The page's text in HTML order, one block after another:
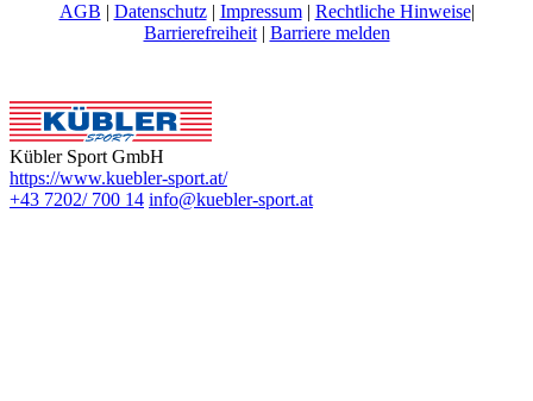
AGB | Datenschutz| Impressum| Rechtliche Hinweise|
Barrierefreiheit| Barriere melden
Kübler Sport GmbH
https://www.kuebler-sport.at/
+43 7202/ 700 14 info@kuebler-sport.at